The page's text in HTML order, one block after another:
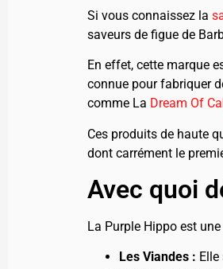
Si vous connaissez la
saveurs de figue de
En effet, cette marque
connue pour fabriquer
comme La Dream Of
Ces produits de haute
dont carrément le
Avec quoi
La Purple Hippo est
Les Viandes :